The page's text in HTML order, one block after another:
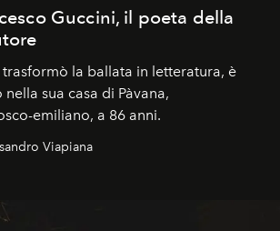
Guccini, il poeta della
la ballata in letteratura, è
sua casa di Pàvana,
emiliano, a 86 anni.
Viapiana